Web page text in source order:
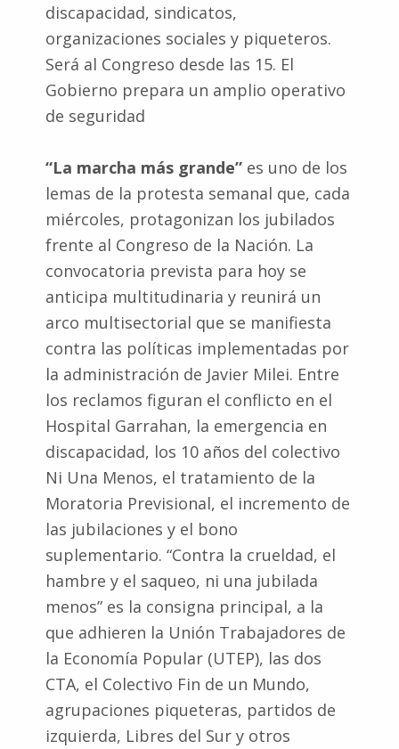
discapacidad, sindicatos,
organizaciones sociales y piqueteros.
Será al Congreso desde las 15. El
Gobierno prepara un amplio operativo
de seguridad
“La marcha más grande”es uno de los
lemas de la protesta semanal que, cada
miércoles, protagonizan los jubilados
frente al Congreso de la Nación. La
convocatoria prevista para hoy se
anticipa multitudinaria y reunirá un
arco multisectorial que se manifiesta
contra las políticas implementadas por
la administración de Javier Milei. Entre
los reclamos figuran el conflicto en el
Hospital Garrahan, la emergencia en
discapacidad, los 10 años del colectivo
Ni Una Menos, el tratamiento de la
Moratoria Previsional, el incremento de
las jubilaciones y el bono
suplementario. “Contra la crueldad, el
hambre y el saqueo, ni una jubilada
menos” es la consigna principal, a la
que adhieren la Unión Trabajadores de
la Economía Popular (UTEP), las dos
CTA, el Colectivo Fin de un Mundo,
agrupaciones piqueteras, partidos de
izquierda, Libres del Sur y otros